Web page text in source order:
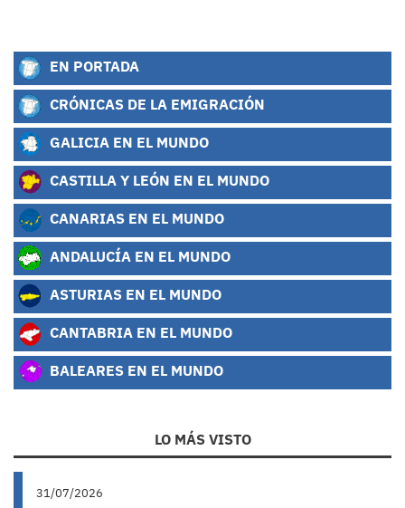
EN PORTADA
CRÓNICAS DE LA EMIGRACIÓN
GALICIA EN EL MUNDO
CASTILLA Y LEÓN EN EL MUNDO
CANARIAS EN EL MUNDO
ANDALUCÍA EN EL MUNDO
ASTURIAS EN EL MUNDO
CANTABRIA EN EL MUNDO
BALEARES EN EL MUNDO
LO MÁS VISTO
31/07/2026